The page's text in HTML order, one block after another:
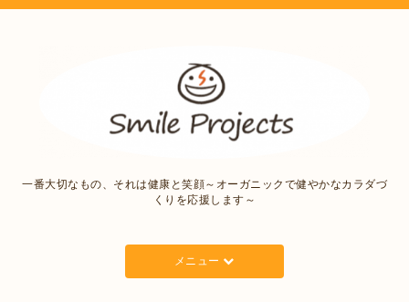
一番大切なもの、それは健康と笑顔～オーガニックで健やかなカラダづ
くりを応援します～
メニュー